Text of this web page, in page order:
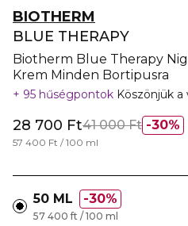
BIOTHERM
BLUE THERAPY
Biotherm Blue Therapy
Krem Minden Bortipusra
95 hűségpontok Köszönjük a
30%
28 700 Ft41 000 Ft
57 400 Ft / 100 ml
50 ML 30%
57 400 ft / 100 ml